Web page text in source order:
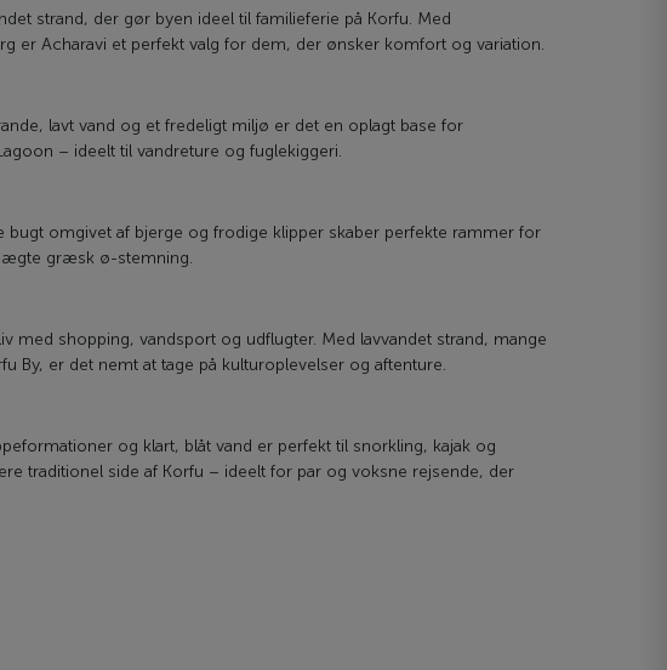
strand, der gør byen ideel til familieferie på Korfu. Med
er Acharavi et perfekt valg for dem, der ønsker komfort og variation.
lavt vand og et fredeligt miljø er det en oplagt base for
– ideelt til vandreture og fuglekiggeri.
omgivet af bjerge og frodige klipper skaber perfekte rammer for
ægte græsk ø-stemning.
shopping, vandsport og udflugter. Med lavvandet strand, mange
By, er det nemt at tage på kulturoplevelser og aftenture.
og klart, blåt vand er perfekt til snorkling, kajak og
traditionel side af Korfu – ideelt for par og voksne rejsende, der